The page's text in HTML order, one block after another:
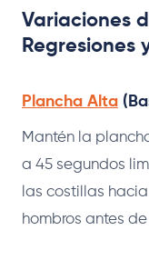
Variaciones
Regresiones
Plancha Alta
Mantén la
a 45 segundos
las costillas
hombros antes